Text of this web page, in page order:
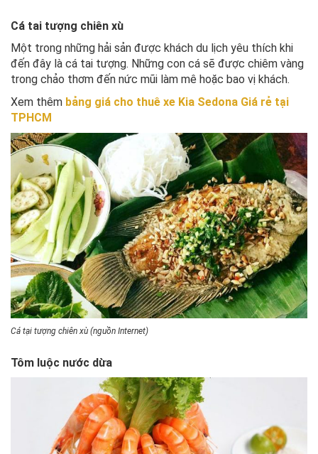
Cá tai tượng chiên xù
Một trong những hải sản được khách du lịch yêu thích khi
đến đây là cá tai tượng. Những con cá sẽ được chiêm vàng
trong chảo thơm đến nức mũi làm mê hoặc bao vị khách.
Xem thêm bảng giá cho thuê xe Kia Sedona Giá rẻ tại
TPHCM
Cá tại tượng chiên xù (nguồn Internet)
Tôm luộc nước dừa